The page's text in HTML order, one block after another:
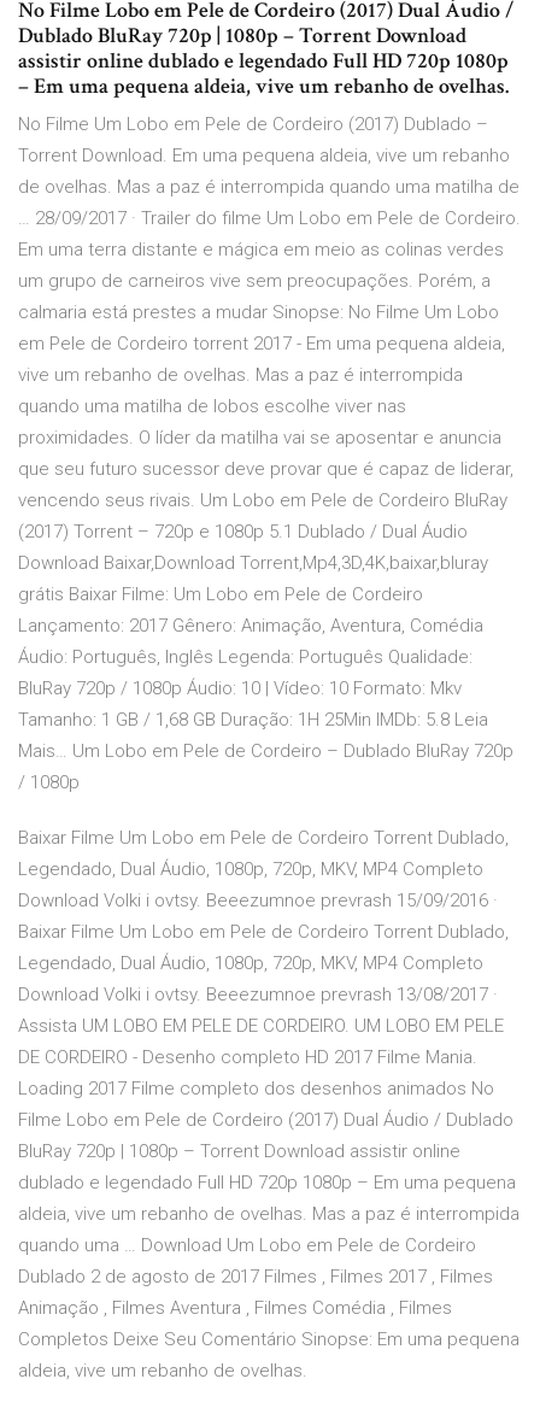
No Filme Lobo em Pele de Cordeiro (2017) Dual Áudio /
Dublado BluRay 720p | 1080p – Torrent Download
assistir online dublado e legendado Full HD 720p 1080p
– Em uma pequena aldeia, vive um rebanho de ovelhas.
No Filme Um Lobo em Pele de Cordeiro (2017) Dublado –
Torrent Download. Em uma pequena aldeia, vive um rebanho
de ovelhas. Mas a paz é interrompida quando uma matilha de
… 28/09/2017 · Trailer do filme Um Lobo em Pele de Cordeiro.
Em uma terra distante e mágica em meio as colinas verdes
um grupo de carneiros vive sem preocupações. Porém, a
calmaria está prestes a mudar Sinopse: No Filme Um Lobo
em Pele de Cordeiro torrent 2017 - Em uma pequena aldeia,
vive um rebanho de ovelhas. Mas a paz é interrompida
quando uma matilha de lobos escolhe viver nas
proximidades. O líder da matilha vai se aposentar e anuncia
que seu futuro sucessor deve provar que é capaz de liderar,
vencendo seus rivais. Um Lobo em Pele de Cordeiro BluRay
(2017) Torrent – 720p e 1080p 5.1 Dublado / Dual Áudio
Download Baixar,Download Torrent,Mp4,3D,4K,baixar,bluray
grátis Baixar Filme: Um Lobo em Pele de Cordeiro
Lançamento: 2017 Gênero: Animação, Aventura, Comédia
Áudio: Português, Inglês Legenda: Português Qualidade:
BluRay 720p / 1080p Áudio: 10 | Vídeo: 10 Formato: Mkv
Tamanho: 1 GB / 1,68 GB Duração: 1H 25Min IMDb: 5.8 Leia
Mais… Um Lobo em Pele de Cordeiro – Dublado BluRay 720p
/ 1080p
Baixar Filme Um Lobo em Pele de Cordeiro Torrent Dublado,
Legendado, Dual Áudio, 1080p, 720p, MKV, MP4 Completo
Download Volki i ovtsy. Beeezumnoe prevrash 15/09/2016 ·
Baixar Filme Um Lobo em Pele de Cordeiro Torrent Dublado,
Legendado, Dual Áudio, 1080p, 720p, MKV, MP4 Completo
Download Volki i ovtsy. Beeezumnoe prevrash 13/08/2017 ·
Assista UM LOBO EM PELE DE CORDEIRO. UM LOBO EM PELE
DE CORDEIRO - Desenho completo HD 2017 Filme Mania.
Loading 2017 Filme completo dos desenhos animados No
Filme Lobo em Pele de Cordeiro (2017) Dual Áudio / Dublado
BluRay 720p | 1080p – Torrent Download assistir online
dublado e legendado Full HD 720p 1080p – Em uma pequena
aldeia, vive um rebanho de ovelhas. Mas a paz é interrompida
quando uma … Download Um Lobo em Pele de Cordeiro
Dublado 2 de agosto de 2017 Filmes , Filmes 2017 , Filmes
Animação , Filmes Aventura , Filmes Comédia , Filmes
Completos Deixe Seu Comentário Sinopse: Em uma pequena
aldeia, vive um rebanho de ovelhas.